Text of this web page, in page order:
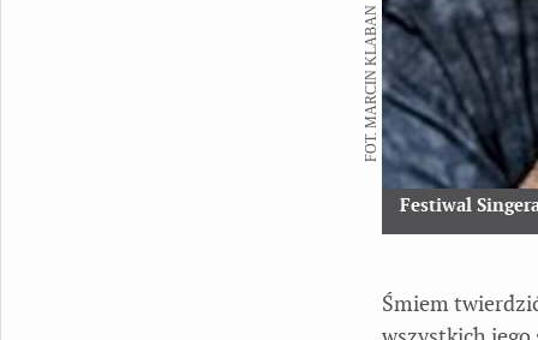
Festiwal
FOT. MARCIN KLABAN
Śmiem